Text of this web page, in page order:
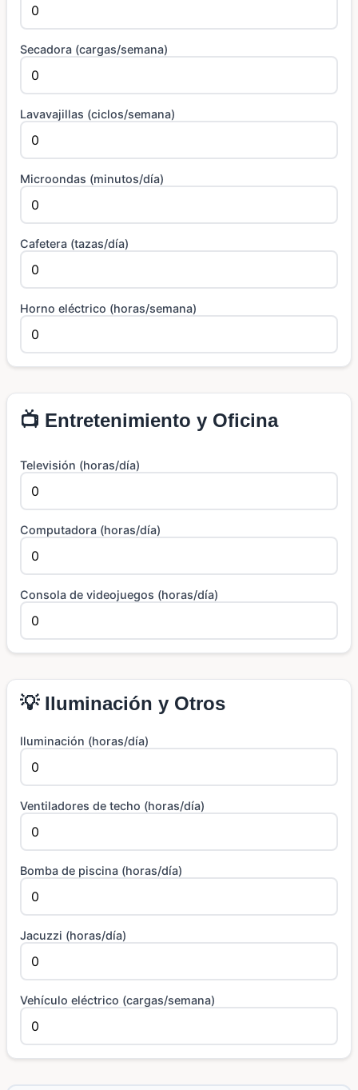
Secadora (cargas/semana)
Lavavajillas (ciclos/semana)
Microondas (minutos/día)
Cafetera (tazas/día)
Horno eléctrico (horas/semana)
📺 Entretenimiento y Oficina
Televisión (horas/día)
Computadora (horas/día)
Consola de videojuegos (horas/día)
💡 Iluminación y Otros
Iluminación (horas/día)
Ventiladores de techo (horas/día)
Bomba de piscina (horas/día)
Jacuzzi (horas/día)
Vehículo eléctrico (cargas/semana)